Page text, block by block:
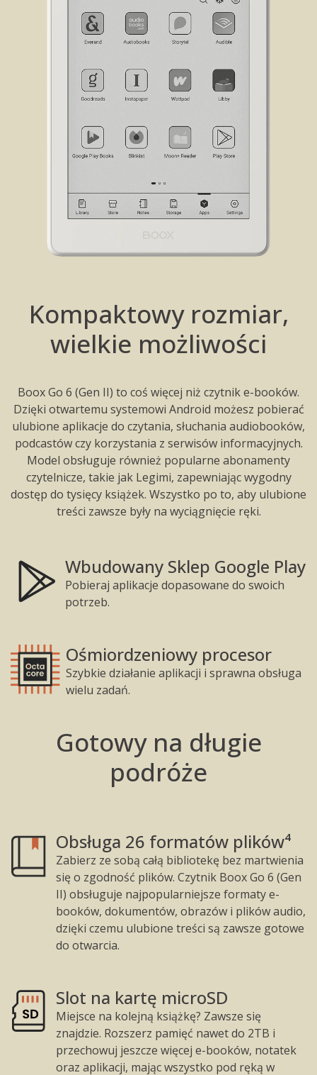
Kompaktowy rozmiar,
wielkie możliwości
Boox Go 6 (Gen II) to coś więcej niż czytnik e-booków.
Dzięki otwartemu systemowi Android możesz pobierać
ulubione aplikacje do czytania, słuchania audiobooków,
podcastów czy korzystania z serwisów informacyjnych.
Model obsługuje również popularne abonamenty
czytelnicze, takie jak Legimi, zapewniając wygodny
dostęp do tysięcy książek. Wszystko po to, aby ulubione
treści zawsze były na wyciągnięcie ręki.
Wbudowany Sklep Google Play
Pobieraj aplikacje dopasowane do swoich
potrzeb.
Ośmiordzeniowy procesor
Szybkie działanie aplikacji i sprawna obsługa
wielu zadań.
Gotowy na długie
podróże
Obsługa 26 formatów plików⁴
Zabierz ze sobą całą bibliotekę bez martwienia
się o zgodność plików. Czytnik Boox Go 6 (Gen
II) obsługuje najpopularniejsze formaty e-
booków, dokumentów, obrazów i plików audio,
dzięki czemu ulubione treści są zawsze gotowe
do otwarcia.
Slot na kartę microSD
Miejsce na kolejną książkę? Zawsze się
znajdzie. Rozszerz pamięć nawet do 2TB i
przechowuj jeszcze więcej e-booków, notatek
oraz aplikacji, mając wszystko pod ręką w